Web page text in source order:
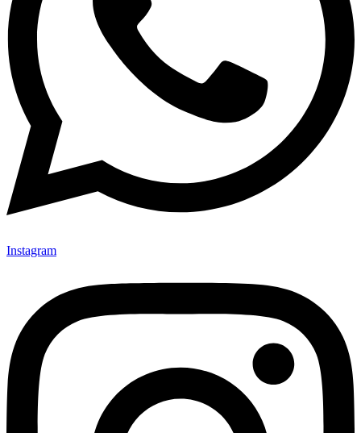
Instagram